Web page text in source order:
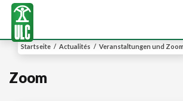
Startseite / Actualités / Veranstaltungen und Zoom
Zoom